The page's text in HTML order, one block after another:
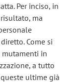
Per inciso, in
ma
Come si
in
a tutto
ultime già